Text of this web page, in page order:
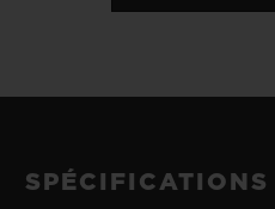
SPÉCIFICATIONS